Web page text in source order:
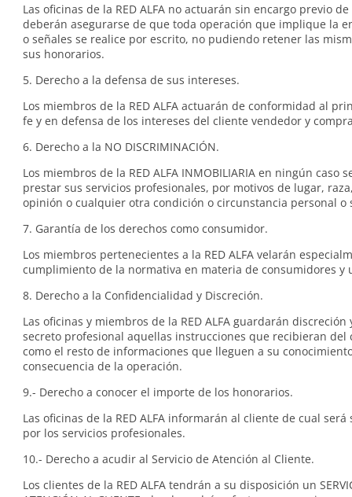
Las oficinas de la RED ALFA no actuarán sin encargo previo
deberán asegurarse de que toda operación que implique la
o señales se realice por escrito, no pudiendo retener las
sus honorarios.
5. Derecho a la defensa de sus intereses.
Los miembros de la RED ALFA actuarán de conformidad al
fe y en defensa de los intereses del cliente vendedor y
6. Derecho a la NO DISCRIMINACIÓN.
Los miembros de la RED ALFA INMOBILIARIA en ningún caso
prestar sus servicios profesionales, por motivos de lugar,
opinión o cualquier otra condición o circunstancia personal o
7. Garantía de los derechos como consumidor.
Los miembros pertenecientes a la RED ALFA velarán
cumplimiento de la normativa en materia de consumidores y
8. Derecho a la Confidencialidad y Discreción.
Las oficinas y miembros de la RED ALFA guardarán discreción
secreto profesional aquellas instrucciones que recibieran del
como el resto de informaciones que lleguen a su
consecuencia de la operación.
9.- Derecho a conocer el importe de los honorarios.
Las oficinas de la RED ALFA informarán al cliente de cual
por los servicios profesionales.
10.- Derecho a acudir al Servicio de Atención al Cliente.
Los clientes de la RED ALFA tendrán a su disposición un